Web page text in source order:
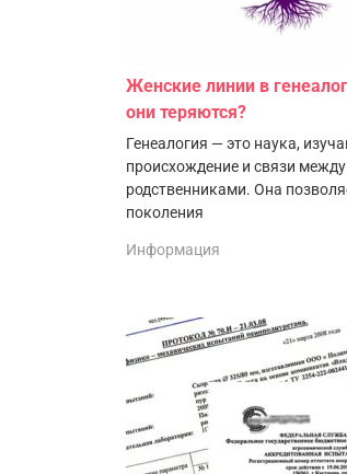
Женские линии в
они теряются?
Генеалогия — это наука,
происхождение и связи между
родственниками. Она
поколения
Информация